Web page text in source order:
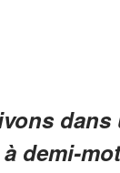
demi-